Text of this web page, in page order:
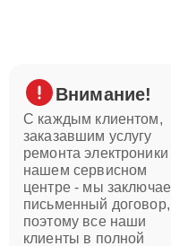
Внимание!
С каждым клиентом,
заказавшим услугу
ремонта электроники
нашем сервисном
центре - мы
письменный договор,
поэтому все наши
клиенты в полной